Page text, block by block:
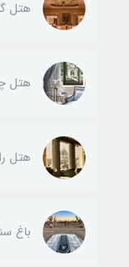
هتل
هتل
هتل
باغ